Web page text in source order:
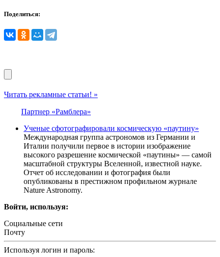
Поделиться:
Читать рекламные статьи! »
Партнер «Рамблера»
Ученые сфотографировали космическую «паутину»
Международная группа астрономов из Германии и
Италии получили первое в истории изображение
высокого разрешение космической «паутины» — самой
масштабной структуры Вселенной, известной науке.
Отчет об исследовании и фотография были
опубликованы в престижном профильном журнале
Nature Astronomy.
Войти, используя:
Социальные сети
Почту
Используя логин и пароль: